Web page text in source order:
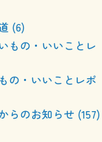
(6)
の・いいことレポ
らのお知らせ (157)